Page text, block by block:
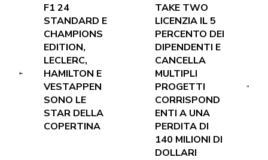
F1 24
STANDARD E
CHAMPIONS
EDITION,
LECLERC,
HAMILTON E
VESTAPPEN
SONO LE
STAR DELLA
COPERTINA
TAKE TWO
LICENZIA IL 5
PERCENTO DEI
DIPENDENTI E
CANCELLA
MULTIPLI
PROGETTI
CORRISPOND
ENTI A UNA
PERDITA DI
140 MILIONI DI
DOLLARI